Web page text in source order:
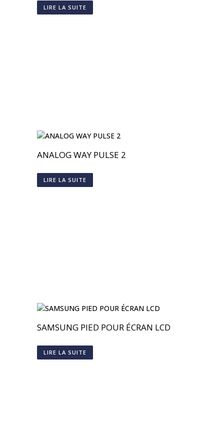
LIRE LA SUITE
ANALOG WAY PULSE 2
LIRE LA SUITE
SAMSUNG PIED POUR ÉCRAN LCD
LIRE LA SUITE